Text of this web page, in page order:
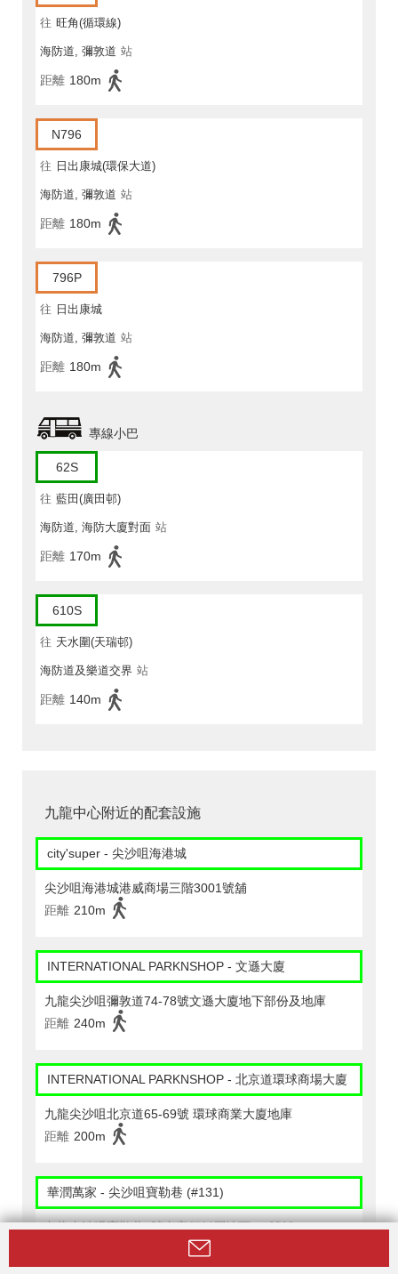
往 旺角(循環線)
海防道, 彌敦道 站
距離 180m
N796
往 日出康城(環保大道)
海防道, 彌敦道 站
距離 180m
796P
往 日出康城
海防道, 彌敦道 站
距離 180m
專線小巴
62S
往 藍田(廣田邨)
海防道, 海防大廈對面 站
距離 170m
610S
往 天水圍(天瑞邨)
海防道及樂道交界 站
距離 140m
九龍中心附近的配套設施
city'super - 尖沙咀海港城
尖沙咀海港城港威商場三階3001號舖
距離 210m
INTERNATIONAL PARKNSHOP - 文遜大廈
九龍尖沙咀彌敦道74-78號文遜大廈地下部份及地庫
距離 240m
INTERNATIONAL PARKNSHOP - 北京道環球商場大廈
九龍尖沙咀北京道65-69號 環球商業大廈地庫
距離 200m
華潤萬家 - 尖沙咀寶勒巷 (#131)
九龍尖沙咀寶勒巷4號金帝行低層地下5-7號舖